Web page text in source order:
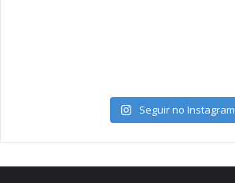
Seguir no Instagram